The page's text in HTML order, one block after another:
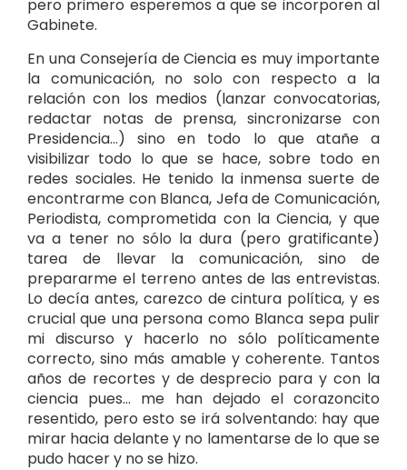
pero primero esperemos a que se incorporen al
Gabinete.
En una Consejería de Ciencia es muy importante
la comunicación, no solo con respecto a la
relación con los medios (lanzar convocatorias,
redactar notas de prensa, sincronizarse con
Presidencia…) sino en todo lo que atañe a
visibilizar todo lo que se hace, sobre todo en
redes sociales. He tenido la inmensa suerte de
encontrarme con Blanca, Jefa de Comunicación,
Periodista, comprometida con la Ciencia, y que
va a tener no sólo la dura (pero gratificante)
tarea de llevar la comunicación, sino de
prepararme el terreno antes de las entrevistas.
Lo decía antes, carezco de cintura política, y es
crucial que una persona como Blanca sepa pulir
mi discurso y hacerlo no sólo políticamente
correcto, sino más amable y coherente. Tantos
años de recortes y de desprecio para y con la
ciencia pues… me han dejado el corazoncito
resentido, pero esto se irá solventando: hay que
mirar hacia delante y no lamentarse de lo que se
pudo hacer y no se hizo.